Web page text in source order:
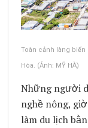
Toàn cảnh làng biển
Hòa. (Ảnh: MỸ HÀ)
Những người
nghề nông,
làm du lịch